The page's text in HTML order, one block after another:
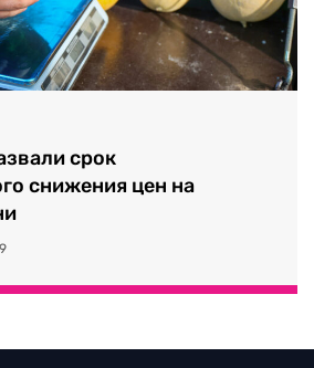
срок
снижения цен на